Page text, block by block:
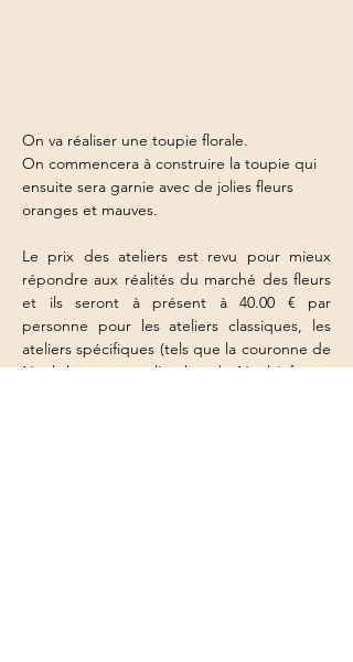
On va réaliser une toupie florale.
On commencera à construire la toupie qui
ensuite sera garnie avec de jolies fleurs
oranges et mauves.
Le prix des ateliers est revu pour mieux
répondre aux réalités du marché des fleurs
et ils seront à présent à 40.00 € par
personne pour les ateliers classiques, les
ateliers spécifiques (tels que la couronne de
Noël, le sapin ou l'atelier de Noël ) feront